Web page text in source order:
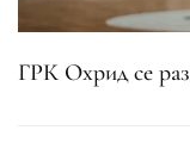
ГРК Охрид се